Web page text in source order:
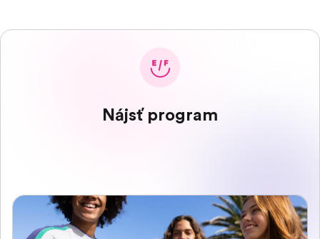
Nájsť program